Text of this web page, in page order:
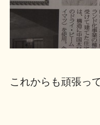
これからも頑張っ